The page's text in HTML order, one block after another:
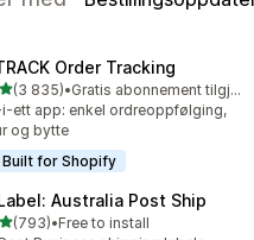
Order Tracking
av 5 stjerner
(3 835)
3835 omtaler
•
Gratis abonnement tilgjengelig
ett app: enkel ordreoppfølging,
og bytte
Built for Shopify
Australia Post Ship
av 5 stjerner
(793)
793 omtaler
•Free to install